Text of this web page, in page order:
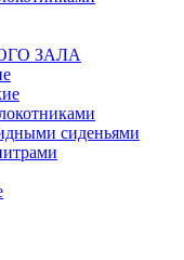
ЗАЛА
сиденьями